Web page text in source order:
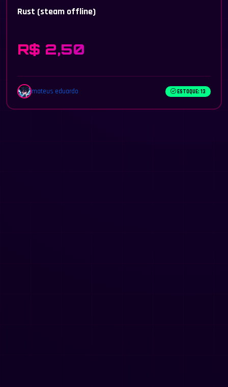
Rust (steam offline)
R$ 2,50
mateus eduardo ESTOQUE: 13